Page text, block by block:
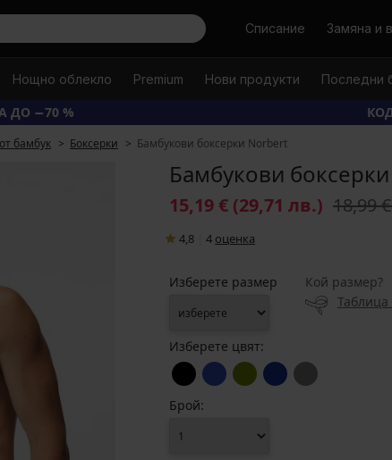
ТърсиСписание Замяна и
Нощно облекло Premium Нови продукти Последни
ДО −70 %
бамбук Боксерки Бамбукови боксерки Norbert
Бамбукови
15,19 € (29,71 лв.) 18,99
4,8 4 oценка
Изберете размер
Кой размер?
Изберете цвят:
Брой: